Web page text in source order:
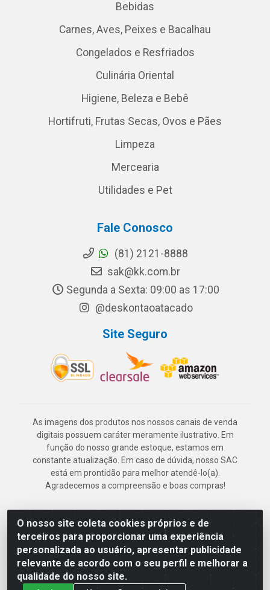
O nosso site coleta cookies próprios e de
terceiros para proporcionar uma experiência
personalizada ao usuário, apresentar publicidade
relevante de acordo com o seu perfil e melhorar a
qualidade do nosso site.
Bebidas
Carnes, Aves, Peixes e Bacalhau
Congelados e Resfriados
Culinária Oriental
Higiene, Beleza e Bebê
Hortifruti, Frutas Secas, Ovos e Pães
Limpeza
Mercearia
Utilidades e Pet
Fale Conosco
(81) 2121-8888
sak@kk.com.br
Segunda a Sexta: 09:00 as 17:00
@deskontaoatacado
Site Seguro
As imagens dos produtos nos nossos canais de venda
digitais possuem caráter meramente ilustrativo. Em
função do nosso grande estoque, estamos em
constante atualização. Em caso de dúvida, nosso SAC
está em prontidão para melhor atendê-lo(a).
Agradecemos a compreensão e boas compras!
Deskontão Atacado - Av. Marechal Mascarenhas de Morais, 2471 -
Imbiribeira - Recife/PE - CEP 51.150-001 - CNPJ 24.150.377/0003-
57